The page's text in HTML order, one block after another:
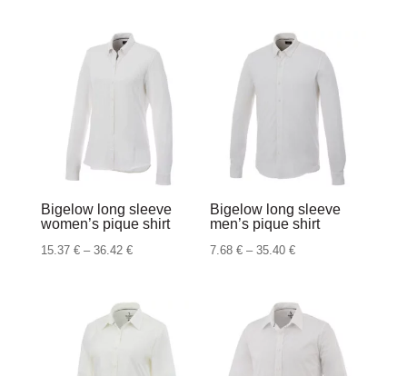
Bigelow long sleeve
women’s pique shirt
15.37 € – 36.42 €Raspon
15.37 €
36.42 €
Bigelow long sleeve
men’s pique shirt
7.68€ – 35.40€Raspon
7.68 €
35.40 €